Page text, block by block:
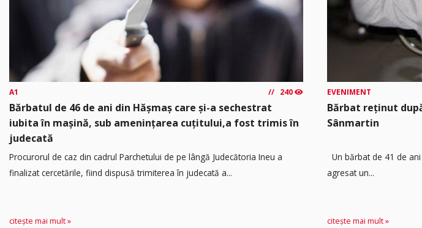
A1 240
Bărbatul de 46 de ani din Hășmaș care și-a sechestrat
iubita în mașină, sub amenințarea cuțitului,a fost trimis în
judecată
Procurorul de caz din cadrul Parchetului de pe lângă Judecătoria Ineu a
finalizat cercetările, fiind dispusă trimiterea în judecată a...
citește mai mult »
EVENIMENT
Bărbat reținut
Sânmartin
Un bărbat de 41 de
agresat un...
citește mai mult »